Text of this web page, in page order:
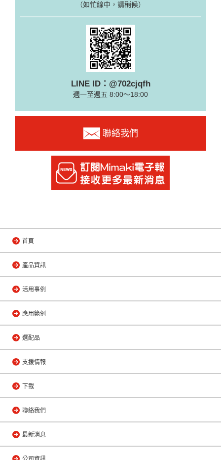
（如忙線中，請稍候）
LINE ID：@702cjqfh
週一至週五 8:00～18:00
聯絡我們
首頁
產品資訊
活用事例
應用範例
選配品
支援情報
下載
聯絡我們
最新消息